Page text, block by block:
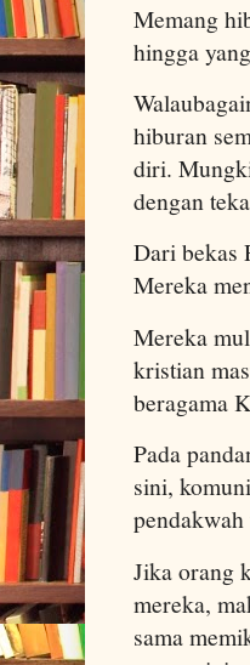
Memang
hingga
hiburan
diri.
dengan
Dari bekas
Mereka
Mereka
kristian
beragama
Pada
sini,
Jika orang
mereka,
sama